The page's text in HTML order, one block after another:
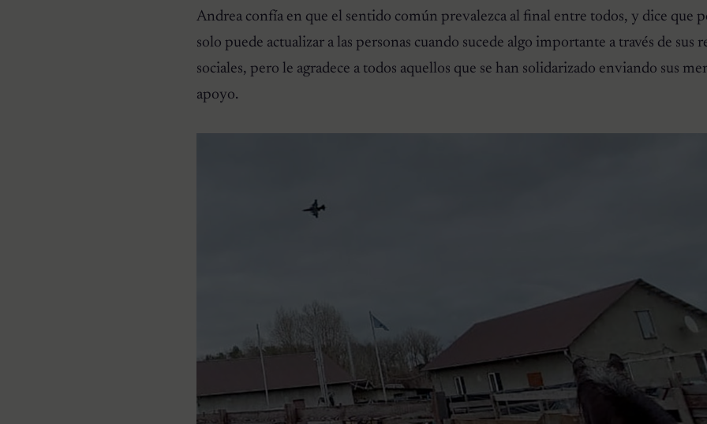
Andrea confía en que el sentido común prevalezca al final entre todos, y dice que
solo puede actualizar a las personas cuando sucede algo importante a través de sus
sociales, pero le agradece a todos aquellos que se han solidarizado enviando sus
apoyo.